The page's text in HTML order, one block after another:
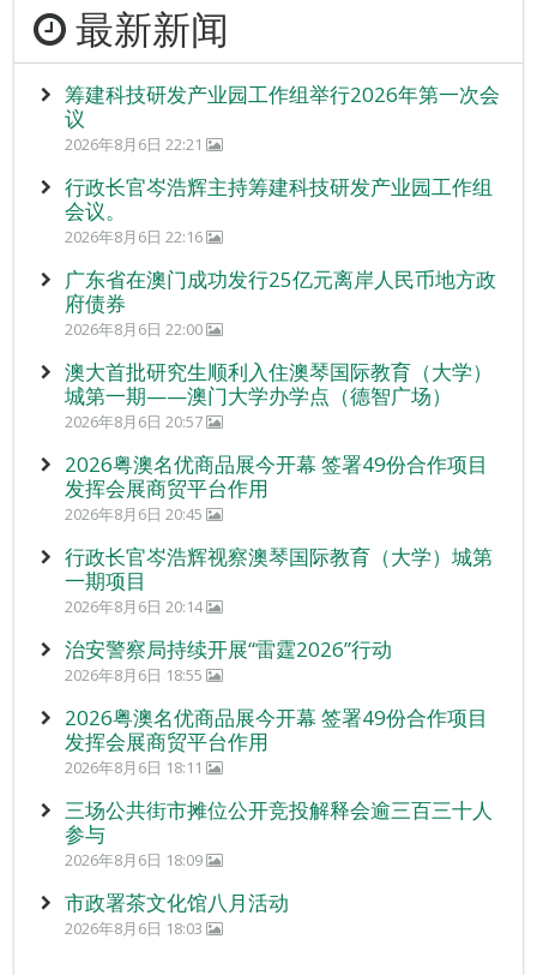
最新新闻
筹建科技研发产业园工作组举行2026年第一次会
议
2026年8月6日 22:21
行政长官岑浩辉主持筹建科技研发产业园工作组
会议。
2026年8月6日 22:16
广东省在澳门成功发行25亿元离岸人民币地方政
府债券
2026年8月6日 22:00
澳大首批研究生顺利入住澳琴国际教育（大学）
城第一期——澳门大学办学点（德智广场）
2026年8月6日 20:57
2026粤澳名优商品展今开幕 签署49份合作项目
发挥会展商贸平台作用
2026年8月6日 20:45
行政长官岑浩辉视察澳琴国际教育（大学）城第
一期项目
2026年8月6日 20:14
治安警察局持续开展“雷霆2026”行动
2026年8月6日 18:55
2026粤澳名优商品展今开幕 签署49份合作项目
发挥会展商贸平台作用
2026年8月6日 18:11
三场公共街市摊位公开竞投解释会逾三百三十人
参与
2026年8月6日 18:09
市政署茶文化馆八月活动
2026年8月6日 18:03